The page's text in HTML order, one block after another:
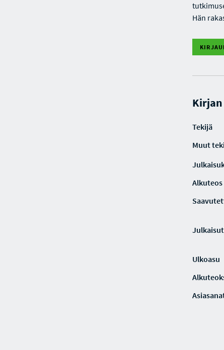
Hän
Tekijä
Muut
Alkuteos
Ulkoasu